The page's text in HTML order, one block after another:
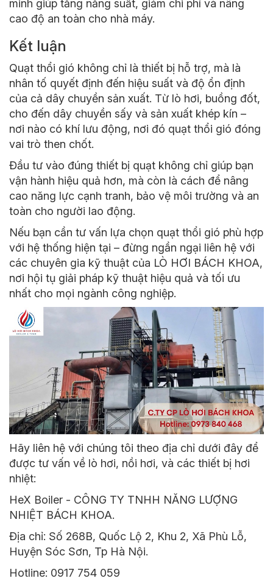
minh giúp tăng năng suất, giảm chi phí và nâng
cao độ an toàn cho nhà máy.
Kết luận
Quạt thổi gió không chỉ là thiết bị hỗ trợ, mà là
nhân tố quyết định đến hiệu suất và độ ổn định
của cả dây chuyền sản xuất. Từ lò hơi, buồng đốt,
cho đến dây chuyền sấy và sản xuất khép kín –
nơi nào có khí lưu động, nơi đó quạt thổi gió đóng
vai trò then chốt.
Đầu tư vào đúng thiết bị quạt không chỉ giúp bạn
vận hành hiệu quả hơn, mà còn là cách để nâng
cao năng lực cạnh tranh, bảo vệ môi trường và an
toàn cho người lao động.
Nếu bạn cần tư vấn lựa chọn quạt thổi gió phù hợp
với hệ thống hiện tại – đừng ngần ngại liên hệ với
các chuyên gia kỹ thuật của LÒ HƠI BÁCH KHOA,
nơi hội tụ giải pháp kỹ thuật hiệu quả và tối ưu
nhất cho mọi ngành công nghiệp.
Hãy liên hệ với chúng tôi theo địa chỉ dưới đây để
được tư vấn về lò hơi, nồi hơi, và các thiết bị hơi
nhiệt:
HeX Boiler - CÔNG TY TNHH NĂNG LƯỢNG
NHIỆT BÁCH KHOA.
Địa chỉ: Số 268B, Quốc Lộ 2, Khu 2, Xã Phù Lỗ,
Huyện Sóc Sơn, Tp Hà Nội.
Hotline: 0917 754 059